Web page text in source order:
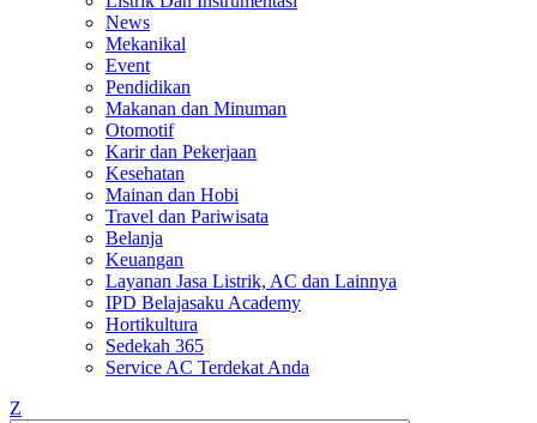
News
Mekanikal
Event
Pendidikan
Makanan dan Minuman
Otomotif
Karir dan Pekerjaan
Kesehatan
Mainan dan Hobi
Travel dan Pariwisata
Belanja
Keuangan
Layanan Jasa Listrik, AC dan Lainnya
IPD Belajasaku Academy
Hortikultura
Sedekah 365
Service AC Terdekat Anda
Z